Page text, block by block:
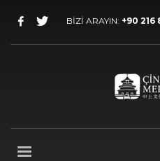
BİZİ ARAYIN: +90 216